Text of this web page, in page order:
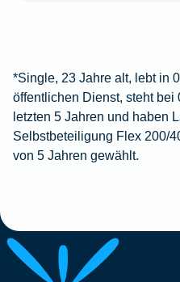
*Single, 23 Jahre alt, lebt in
öffentlichen Dienst, steht
letzten 5 Jahren und haben
Selbstbeteiligung Flex 200/
von 5 Jahren gewählt.